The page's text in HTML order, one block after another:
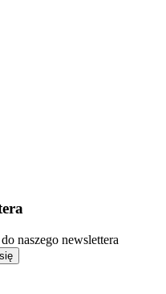
naszego newslettera